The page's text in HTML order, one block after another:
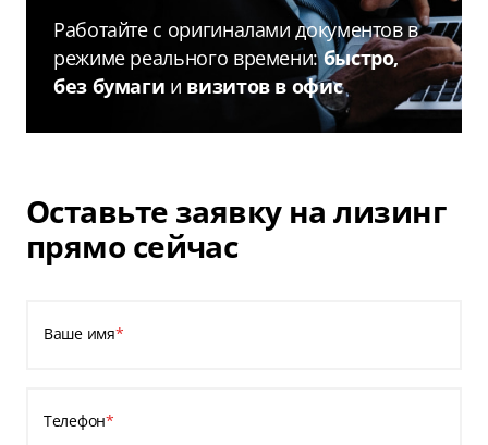
Работайте с оригиналами документов в
режиме реального времени:быстро,
без бумаги и визитов в офис
Оставьте заявку на лизинг
прямо сейчас
Ваше имя*
Телефон*